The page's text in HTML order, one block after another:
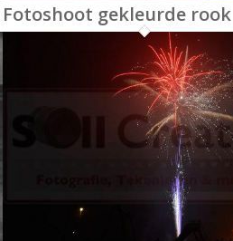
Fotoshoot gekleurde rook